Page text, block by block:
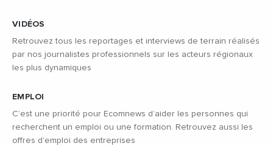
VIDÉOS
Retrouvez tous les reportages et interviews de terrain réalisés
par nos journalistes professionnels sur les acteurs régionaux
les plus dynamiques
EMPLOI
C’est une priorité pour Ecomnews d’aider les personnes qui
recherchent un emploi ou une formation. Retrouvez aussi les
offres d’emploi des entreprises